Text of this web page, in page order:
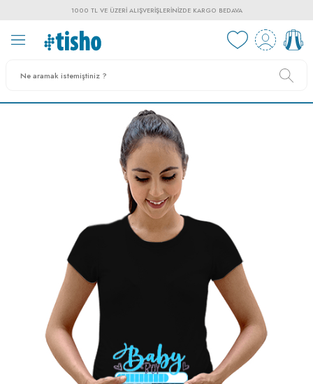
1000 TL VE ÜZERI ALIŞVERIŞLERINIZDE KARGO BEDAVA